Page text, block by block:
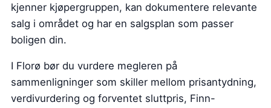
kjenner kjøpergruppen, kan dokumentere relevante
salg i området og har en salgsplan som passer
boligen din.
I Florø bør du vurdere megleren på
sammenligninger som skiller mellom prisantydning,
verdivurdering og forventet sluttpris, Finn-